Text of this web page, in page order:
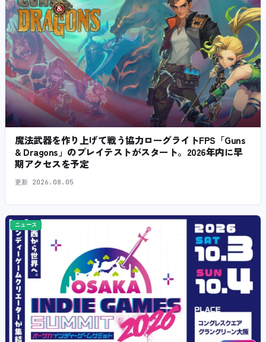
魔法武器を作り上げて戦う協力ローグライトFPS「Guns
& Dragons」のプレイテストがスタート。2026年内に早
期アクセスを予定
更新 2026.08.05
ニュース